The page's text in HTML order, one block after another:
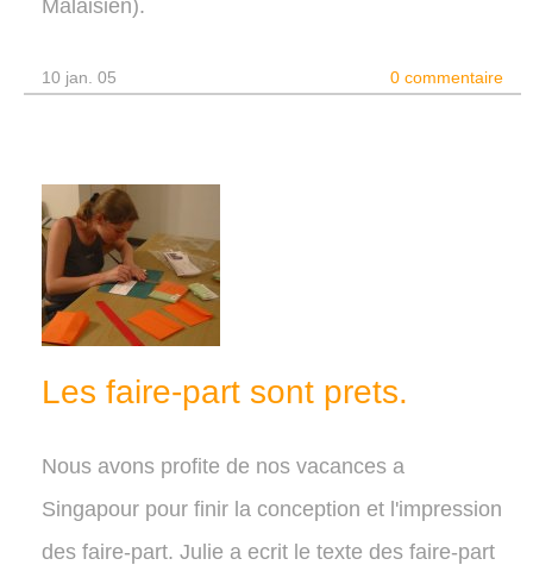
Malaisien).
10 jan. 05 0 commentaire
Les faire-part sont prets.
Nous avons profite de nos vacances a
Singapour pour finir la conception et l'impression
des faire-part. Julie a ecrit le texte des faire-part